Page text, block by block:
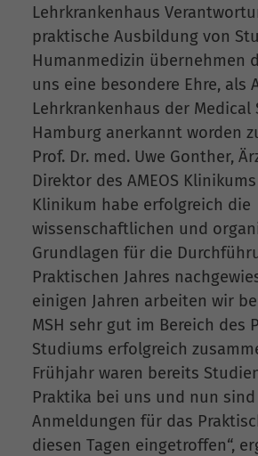
Lehrkrankenhaus
praktische Ausbildung von
Humanmedizin übernehmen
uns eine besondere Ehre, als
Lehrkrankenhaus der Medical
Hamburg anerkannt worden
Prof. Dr. med. Uwe Gonther,
Direktor des AMEOS
Klinikum habe erfolgreich die
wissenschaftlichen und
Grundlagen für die
Praktischen Jahres
einigen Jahren arbeiten wir
MSH sehr gut im Bereich des
Studiums erfolgreich
Frühjahr waren bereits
Praktika bei uns und nun
Anmeldungen für das
diesen Tagen eingetroffen“,